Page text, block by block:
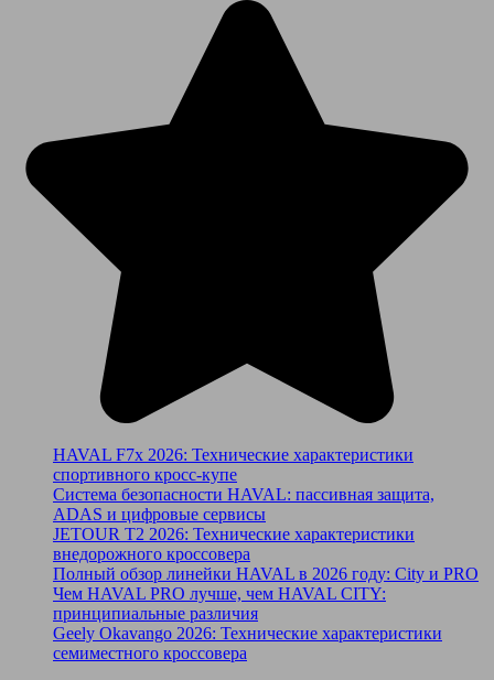
HAVAL F7x 2026: Технические характеристики
спортивного кросс-купе
Система безопасности HAVAL: пассивная защита,
ADAS и цифровые сервисы
JETOUR T2 2026: Технические характеристики
внедорожного кроссовера
Полный обзор линейки HAVAL в 2026 году: City и PRO
Чем HAVAL PRO лучше, чем HAVAL CITY:
принципиальные различия
Geely Okavango 2026: Технические характеристики
семиместного кроссовера